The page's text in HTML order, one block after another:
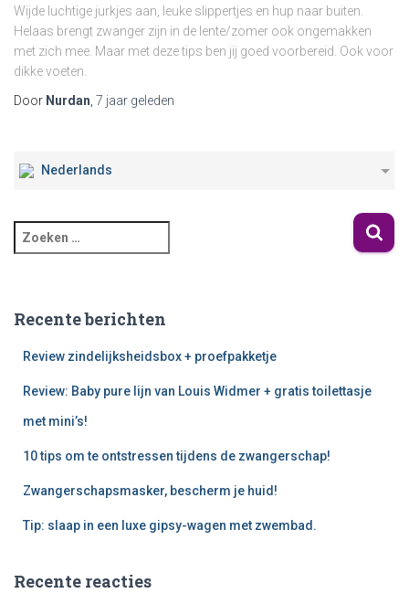
Wijde luchtige jurkjes aan, leuke slippertjes en hup naar buiten.
Helaas brengt zwanger zijn in de lente/zomer ook ongemakken
met zich mee. Maar met deze tips ben jij goed voorbereid. Ook voor
dikke voeten.
Door Nurdan 7 jaar geleden
Nederlands
Recente berichten
Review zindelijksheidsbox + proefpakketje
Review: Baby pure lijn van Louis Widmer + gratis toilettasje
met mini’s!
10 tips om te ontstressen tijdens de zwangerschap!
Zwangerschapsmasker, bescherm je huid!
Tip: slaap in een luxe gipsy-wagen met zwembad.
Recente reacties